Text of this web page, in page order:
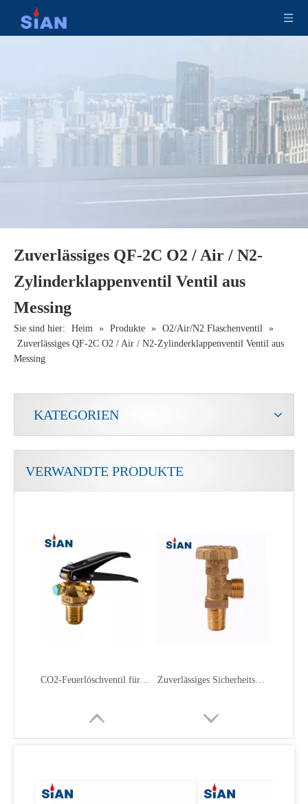
Zuverlässiges QF-2C O2 / Air / N2-
Zylinderklappenventil Ventil aus
Messing
Sie sind hier: Heim » Produkte » O2/Air/N2 Flaschenventil »
Zuverlässiges QF-2C O2 / Air / N2-Zylinderklappenventil Ventil aus
Messing
KATEGORIEN
VERWANDTE PRODUKTE
Tragbares LPG-Ventil für Camping aus Kupfer
CO2-Feuerlöschventil für die Feuerindustrie Zuverlässiges Sicherheitsentlastungs-LPG-Ventil mit Handrad